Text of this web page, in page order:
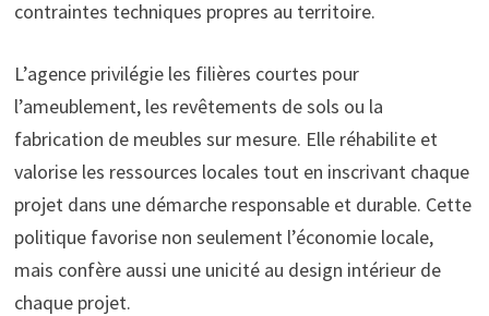
contraintes techniques propres au territoire.
L’agence privilégie les filières courtes pour
l’ameublement, les revêtements de sols ou la
fabrication de meubles sur mesure. Elle réhabilite et
valorise les ressources locales tout en inscrivant chaque
projet dans une démarche responsable et durable. Cette
politique favorise non seulement l’économie locale,
mais confère aussi une unicité au design intérieur de
chaque projet.